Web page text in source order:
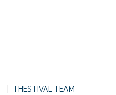
THESTIVAL TEAM